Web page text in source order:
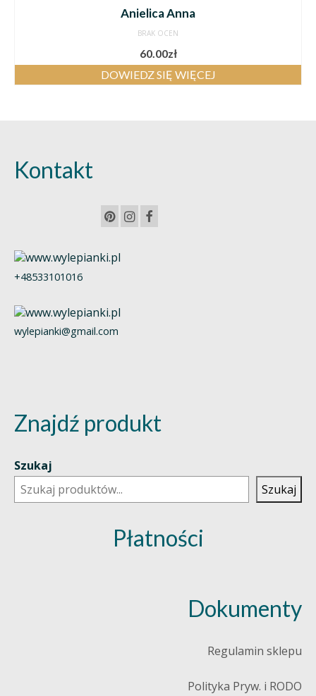
Anielica Anna
BRAK OCEN
60.00zł
DOWIEDZ SIĘ WIĘCEJ
Kontakt
+48533101016
wylepianki@gmail.com
Znajdź produkt
Szukaj
Szukaj
Płatności
Dokumenty
Regulamin sklepu
Polityka Pryw. i RODO